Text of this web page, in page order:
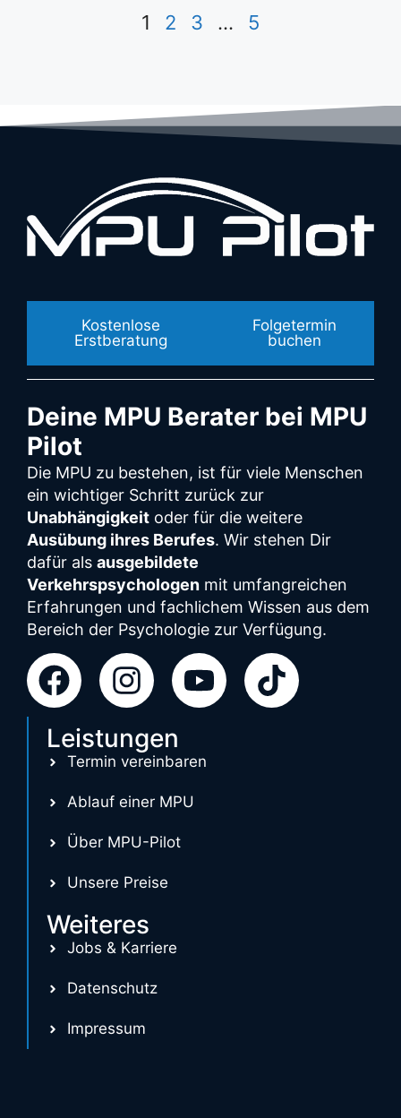
1 2 3 … 5
Kostenlose
Erstberatung
Folgetermin
buchen
Deine MPU Berater bei MPU
Pilot
Die MPU zu bestehen, ist für viele Menschen
ein wichtiger Schritt zurück zur
Unabhängigkeit oder für die weitere
Ausübung ihres Berufes. Wir stehen Dir
dafür als ausgebildete
Verkehrspsychologen mit umfangreichen
Erfahrungen und fachlichem Wissen aus dem
Bereich der Psychologie zur Verfügung.
Leistungen
Termin vereinbaren
Ablauf einer MPU
Über MPU-Pilot
Unsere Preise
Weiteres
Jobs & Karriere
Datenschutz
Impressum